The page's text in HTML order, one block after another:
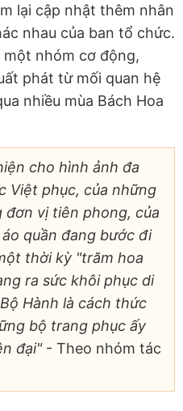
lại cập nhật thêm nhân
nhau của ban tổ chức.
một nhóm cơ động,
phát từ mối quan hệ
nhiều mùa Bách Hoa
cho hình ảnh đa
Việt phục, của những
vị tiên phong, của
quần đang bước đi
thời kỳ "trăm hoa
ra sức khôi phục di
Hành là cách thức
bộ trang phục ấy
đại" - Theo nhóm tác